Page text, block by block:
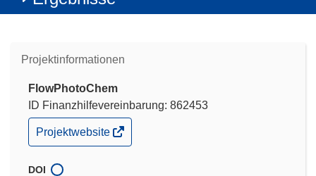
Projektinformationen
FlowPhotoChem
ID Finanzhilfevereinbarung: 862453
(öffnet
in
Fenster)
Projektwebsite
DOI